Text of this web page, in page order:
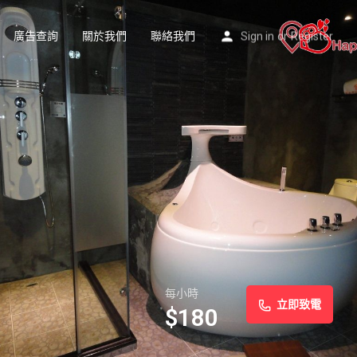
廣告查詢 關於我們 聯絡我們 Sign in or Register
每小時
$180 立即致電